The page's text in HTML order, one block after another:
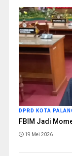
DPRD KOTA
FBIM Jadi
19 Mei 2026